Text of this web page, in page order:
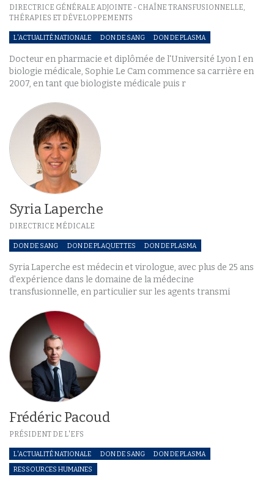
DIRECTRICE GÉNÉRALE ADJOINTE - CHAÎNE TRANSFUSIONNELLE,
THÉRAPIES ET DÉVELOPPEMENTS
L'ACTUALITÉ NATIONALE DON DE SANG DON DE PLASMA
Docteur en pharmacie et diplômée de l'Université Lyon I en
biologie médicale, Sophie Le Cam commence sa carrière en
2007, en tant que biologiste médicale puis r
Syria Laperche
DIRECTRICE MÉDICALE
DON DE SANG DON DE PLAQUETTES DON DE PLASMA
Syria Laperche est médecin et virologue, avec plus de 25 ans
d'expérience dans le domaine de la médecine
transfusionnelle, en particulier sur les agents transmi
Frédéric Pacoud
PRÉSIDENT DE L'EFS
L'ACTUALITÉ NATIONALE DON DE SANG
DON DE PLASMA
RESSOURCES HUMAINES